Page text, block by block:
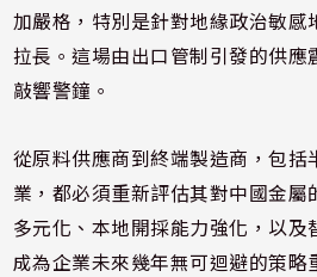
加嚴格，特別是針對地緣政治敏感
拉長。這場由出口管制引發的供應
敲響警鐘。
從原料供應商到終端製造商，包括
業，都必須重新評估其對中國金
多元化、本地開採能力強化，以及
成為企業未來幾年無可迴避的策略